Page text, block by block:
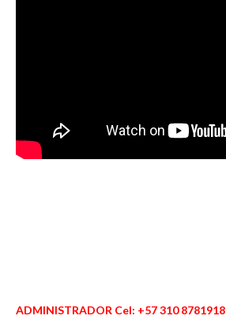
ADMINISTRADOR Cel: +57 310 8781918